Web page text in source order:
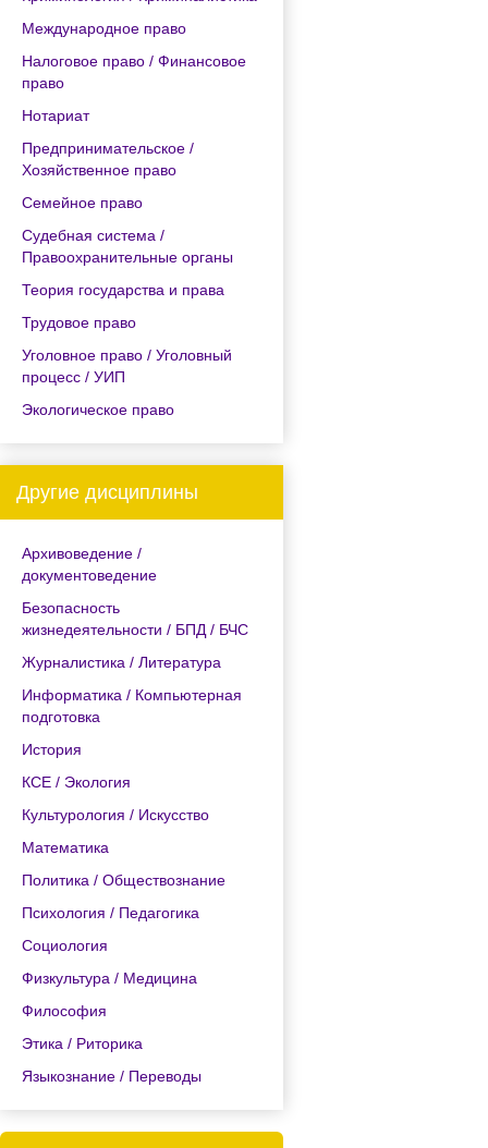
Международное право
Налоговое право / Финансовое
право
Нотариат
Предпринимательское /
Хозяйственное право
Семейное право
Судебная система /
Правоохранительные органы
Теория государства и права
Трудовое право
Уголовное право / Уголовный
процесс / УИП
Экологическое право
Другие дисциплины
Архивоведение /
документоведение
Безопасность
жизнедеятельности / БПД / БЧС
Журналистика / Литература
Информатика / Компьютерная
подготовка
История
КСЕ / Экология
Культурология / Искусство
Математика
Политика / Обществознание
Психология / Педагогика
Социология
Физкультура / Медицина
Философия
Этика / Риторика
Языкознание / Переводы